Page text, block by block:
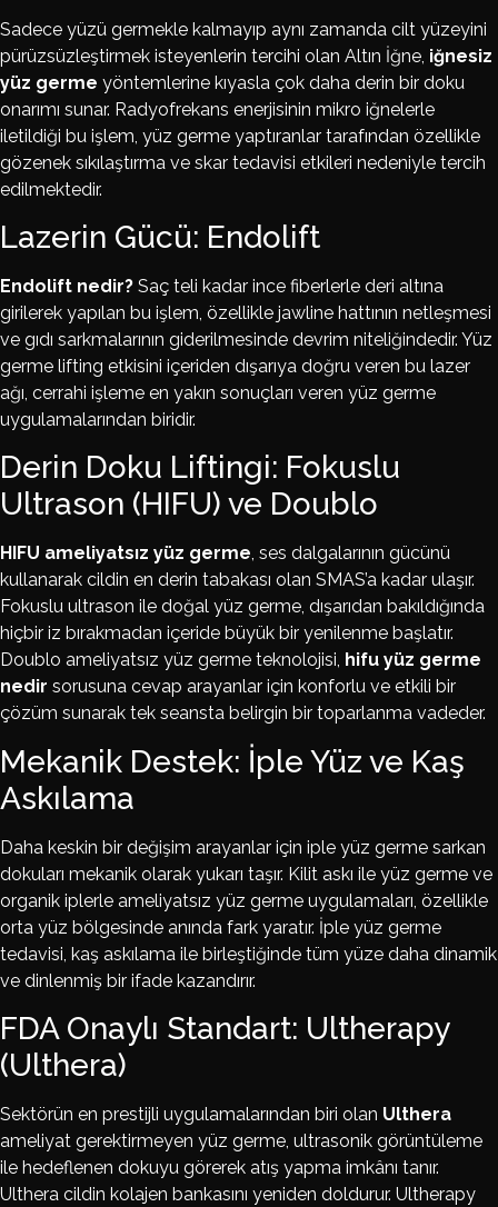
Sadece yüzü germekle kalmayıp aynı zamanda cilt yüzeyini
pürüzsüzleştirmek isteyenlerin tercihi olan Altın İğne, iğnesiz
yüz germe yöntemlerine kıyasla çok daha derin bir doku
onarımı sunar. Radyofrekans enerjisinin mikro iğnelerle
iletildiği bu işlem, yüz germe yaptıranlar tarafından özellikle
gözenek sıkılaştırma ve skar tedavisi etkileri nedeniyle tercih
edilmektedir.
Lazerin Gücü: Endolift
Endolift nedir? Saç teli kadar ince fiberlerle deri altına
girilerek yapılan bu işlem, özellikle jawline hattının netleşmesi
ve gıdı sarkmalarının giderilmesinde devrim niteliğindedir. Yüz
germe lifting etkisini içeriden dışarıya doğru veren bu lazer
ağı, cerrahi işleme en yakın sonuçları veren yüz germe
uygulamalarından biridir.
Derin Doku Liftingi: Fokuslu
Ultrason (HIFU) ve Doublo
HIFU ameliyatsız yüz germe, ses dalgalarının gücünü
kullanarak cildin en derin tabakası olan SMAS’a kadar ulaşır.
Fokuslu ultrason ile doğal yüz germe, dışarıdan bakıldığında
hiçbir iz bırakmadan içeride büyük bir yenilenme başlatır.
Doublo ameliyatsız yüz germe teknolojisi, hifu yüz germe
nedir sorusuna cevap arayanlar için konforlu ve etkili bir
çözüm sunarak tek seansta belirgin bir toparlanma vadeder.
Mekanik Destek: İple Yüz ve Kaş
Askılama
Daha keskin bir değişim arayanlar için iple yüz germe sarkan
dokuları mekanik olarak yukarı taşır. Kilit askı ile yüz germe ve
organik iplerle ameliyatsız yüz germe uygulamaları, özellikle
orta yüz bölgesinde anında fark yaratır. İple yüz germe
tedavisi, kaş askılama ile birleştiğinde tüm yüze daha dinamik
ve dinlenmiş bir ifade kazandırır.
FDA Onaylı Standart: Ultherapy
(Ulthera)
Sektörün en prestijli uygulamalarından biri olan Ulthera
ameliyat gerektirmeyen yüz germe, ultrasonik görüntüleme
ile hedeflenen dokuyu görerek atış yapma imkânı tanır.
Ulthera cildin kolajen bankasını yeniden doldurur. Ultherapy